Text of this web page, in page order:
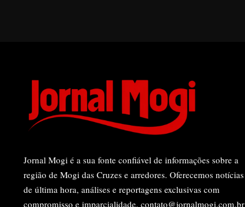
Jornal Mogi é a sua fonte confiável de informações sobre a
região de Mogi das Cruzes e arredores. Oferecemos notícias
de última hora, análises e reportagens exclusivas com
compromisso e imparcialidade. contato@jornalmogi.com.br